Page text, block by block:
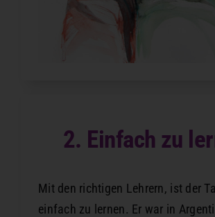
2. Einfach zu
Mit den richtigen Lehrern, ist der
einfach zu lernen. Er war in